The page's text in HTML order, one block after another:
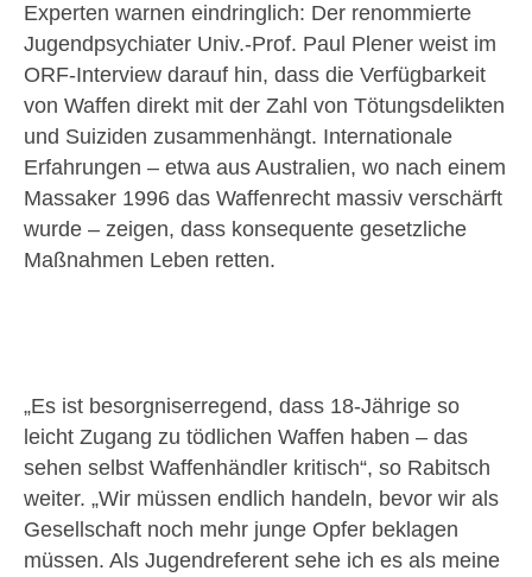
Experten warnen eindringlich: Der renommierte
Jugendpsychiater Univ.-Prof. Paul Plener weist im
ORF-Interview darauf hin, dass die Verfügbarkeit
von Waffen direkt mit der Zahl von Tötungsdelikten
und Suiziden zusammenhängt. Internationale
Erfahrungen – etwa aus Australien, wo nach einem
Massaker 1996 das Waffenrecht massiv verschärft
wurde – zeigen, dass konsequente gesetzliche
Maßnahmen Leben retten.
„Es ist besorgniserregend, dass 18-Jährige so
leicht Zugang zu tödlichen Waffen haben – das
sehen selbst Waffenhändler kritisch“, so Rabitsch
weiter. „Wir müssen endlich handeln, bevor wir als
Gesellschaft noch mehr junge Opfer beklagen
müssen. Als Jugendreferent sehe ich es als meine